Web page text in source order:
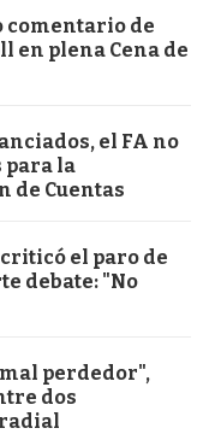
comentario de
en plena Cena de
el FA no
para la
de Cuentas
el paro de
debate: "No
perdedor",
dos